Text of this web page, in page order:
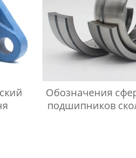
Обозначения
подшипников